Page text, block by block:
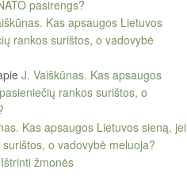
pasirengs?
Kas apsaugos Lietuvos
rankos surištos, o vadovybė
J. Vaiškūnas. Kas apsaugos
rankos surištos, o
Kas apsaugos Lietuvos sieną, jei
o vadovybė meluoja?
žmonės